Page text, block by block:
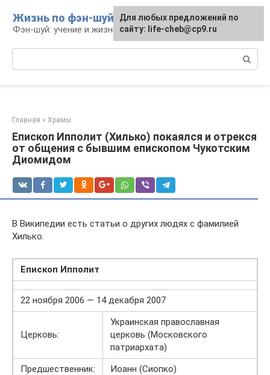
контенту
Жизнь по фэн-шуй
Фэн-шуй: учение и жизнь
Главная » Храмы
Епископ Ипполит (Хилько) покаялся и отрекся
от общения с бывшим епископом Чукотским
Диомидом
В Википедии есть статьи о других людях с фамилией
Хилько.
Епископ Ипполит
22 ноября 2006 — 14 декабря 2007
Церковь:
Украинская православная
церковь (Московского
патриархата)
Предшественник:
Иоанн (Сиопко)
Для любых предложений по
сайту: life-cheb@cp9.ru
Для любых предложений по
сайту: life-cheb@cp9.ru